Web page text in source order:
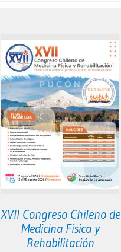
XVII Congreso Chileno de
Medicina Física y
Rehabilitación